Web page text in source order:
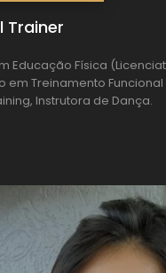
Trainer
Educação Física
em Treinamento Funcional
Instrutora de Dança.